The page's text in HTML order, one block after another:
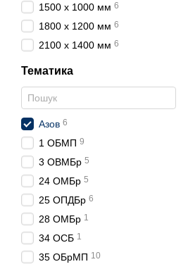
1500 х 1000 мм 6
1800 х 1200 мм 6
2100 х 1400 мм 6
Тематика
Азов 6
1 ОБМП 9
3 ОВМБр 5
24 ОМБр 5
25 ОПДБр 6
28 ОМБр 1
34 ОСБ 1
35 ОБрМП 10